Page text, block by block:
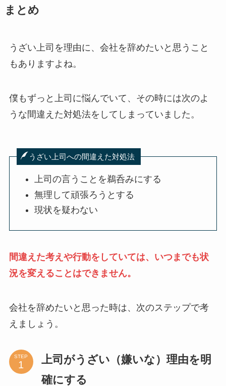
まとめ
うざい上司を理由に、会社を辞めたいと思うこと
もありますよね。
僕もずっと上司に悩んでいて、その時には次のよ
うな間違えた対処法をしてしまっていました。
うざい上司への間違えた対処法
上司の言うことを鵜呑みにする
無理して頑張ろうとする
現状を疑わない
間違えた考えや行動をしていては、いつまでも状
況を変えることはできません。
会社を辞めたいと思った時は、次のステップで考
えましょう。
STEP
上司がうざい（嫌いな）理由を明
確にする